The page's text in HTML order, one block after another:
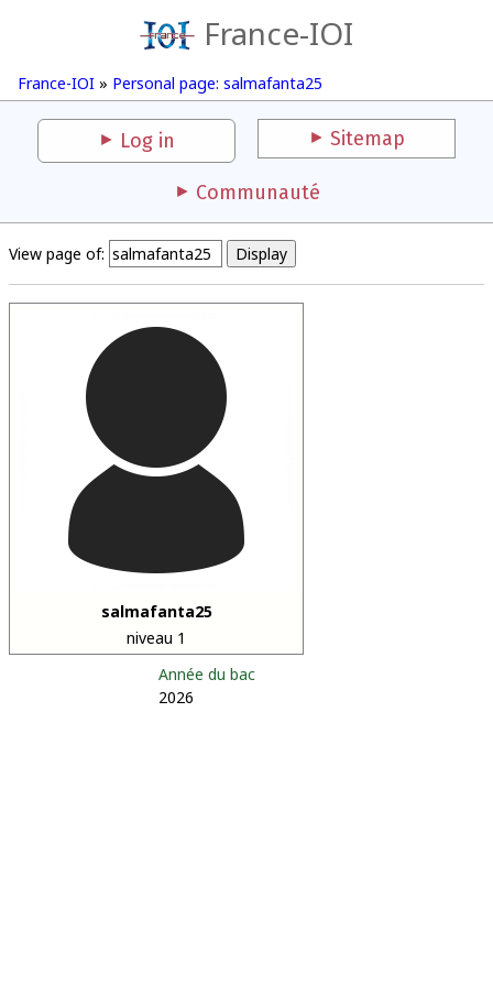
France-IOI
France-IOI » Personal page: salmafanta25
Log in Sitemap
Communauté
View page of:
salmafanta25
niveau 1
Année du bac
2026